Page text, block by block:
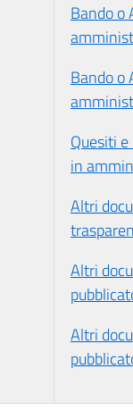
Bando o
Bando o
Quesiti
in
Altri
Altri
Altri